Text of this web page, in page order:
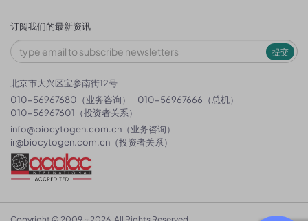
订阅我们的最新资讯
提交
北京市大兴区宝参南街12号
010-56967680（业务咨询）
010-56967666（总机）
010-56967601（投资者关系）
info@biocytogen.com.cn （业务咨询）
ir@biocytogen.com.cn （投资者关系）